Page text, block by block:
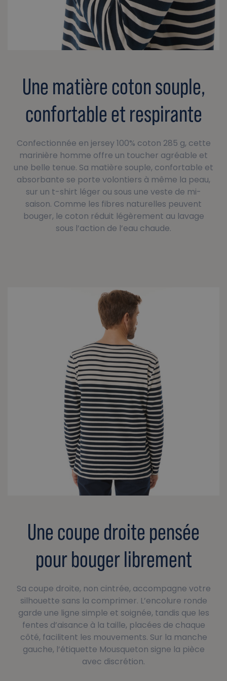
Une matière coton souple,
confortable et respirante
Confectionnée en jersey 100% coton 285 g, cette
marinière homme offre un toucher agréable et
une belle tenue. Sa matière souple, confortable et
absorbante se porte volontiers à même la peau,
sur un t-shirt léger ou sous une veste de mi-
saison. Comme les fibres naturelles peuvent
bouger, le coton réduit légèrement au lavage
sous l’action de l’eau chaude.
Une coupe droite pensée
pour bouger librement
Sa coupe droite, non cintrée, accompagne votre
silhouette sans la comprimer. L’encolure ronde
garde une ligne simple et soignée, tandis que les
fentes d’aisance à la taille, placées de chaque
côté, facilitent les mouvements. Sur la manche
gauche, l’étiquette Mousqueton signe la pièce
avec discrétion.